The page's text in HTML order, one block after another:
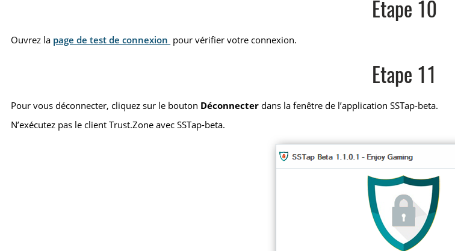
Etape 10
Ouvrez la page de test de connexion pour vérifier votre connexion.
Etape 11
Pour vous déconnecter, cliquez sur le bouton Déconnecter dans la fenêtre de l’application SSTap-beta.
N’exécutez pas le client Trust.Zone avec SSTap-beta.